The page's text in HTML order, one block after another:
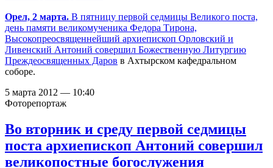
Орел, 2 марта. В пятницу первой седмицы Великого поста,
день памяти великомученика Федора Тирона,
Высокопреосвященнейший архиепископ Орловский и
Ливенский Антоний совершил Божественную Литургию
Преждеосвященных Даров в Ахтырском кафедральном
соборе.
5 марта 2012 — 10:40
Фоторепортаж
Во вторник и среду первой седмицы
поста архиепископ Антоний совершил
великопостные богослужения